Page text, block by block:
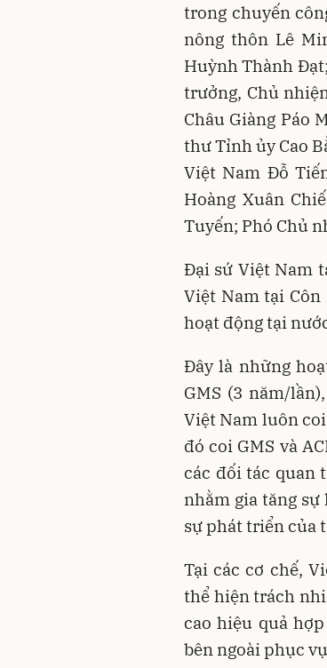
trong chuyến
nông thôn Lê
Huỳnh Thành
trưởng, Chủ
Châu Giàng Páo
thư Tỉnh ủy Cao
Việt Nam Đỗ
Hoàng Xuân
Tuyến; Phó Chủ
Đại sứ Việt Nam
Việt Nam tại
hoạt động tại
Đây là những
GMS (3 năm/
Việt Nam luôn
đó coi GMS và
các đối tác quan
nhằm gia tăng
sự phát triển của
Tại các cơ chế,
thể hiện trách
cao hiệu quả
bên ngoài phục